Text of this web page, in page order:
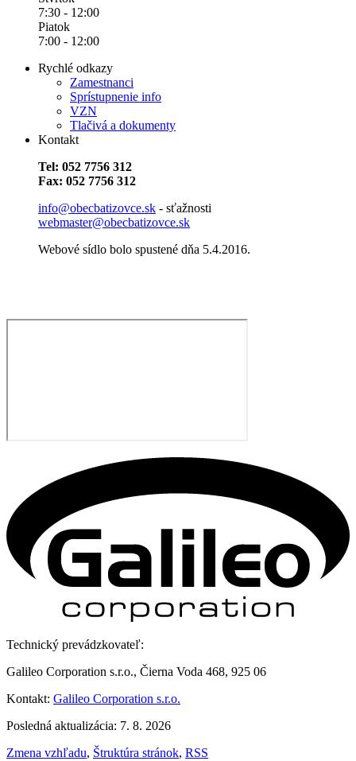
7:30 - 12:00
Piatok
7:00 - 12:00
Rychlé odkazy
Zamestnanci
Sprístupnenie info
VZN
Tlačivá a dokumenty
Kontakt
Tel: 052 7756 312
Fax: 052 7756 312
info@obecbatizovce.sk - sťažnosti
webmaster@obecbatizovce.sk
Webové sídlo bolo spustené dňa 5.4.2016.​​​
Technický prevádzkovateľ:
Galileo Corporation s.r.o., Čierna Voda 468, 925 06
Kontakt: Galileo Corporation s.r.o.
Posledná aktualizácia: 7. 8. 2026
Zmena vzhľadu, Štruktúra stránok, RSS